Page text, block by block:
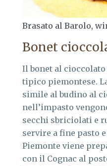
Brasato al Barolo,
Bonet
Il bonet al
tipico piemontese.
simile al budino al
nell’impasto
secchi sbriciolati e
servire a fine pasto
Piemonte viene
con il Cognac al